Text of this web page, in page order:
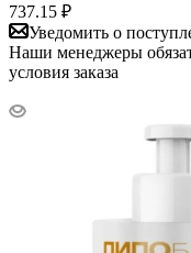
737.15 ₽
Уведомить о
Наши менеджеры
условия заказа